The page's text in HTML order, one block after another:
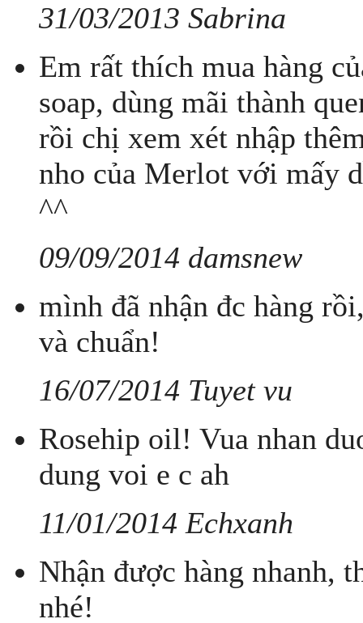
31/03/2013 Sabrina
Em rất thích mua hàng
soap, dùng mãi thành
rồi chị xem xét nhập
nho của Merlot với mấy
^^
09/09/2014 damsnew
mình đã nhận đc hàng
và chuẩn!
16/07/2014 Tuyet vu
Rosehip oil! Vua nhan
dung voi e c ah
11/01/2014 Echxanh
Nhận được hàng nhanh,
nhé!